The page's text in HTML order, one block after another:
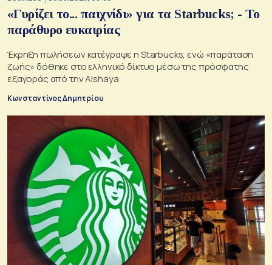
«Γυρίζει το... παιχνίδι» για τα Starbucks; - Το
παράθυρο ευκαιρίας
Έκρηξη πωλήσεων κατέγραψε η Starbucks, ενώ «παράταση
ζωής» δόθηκε στο ελληνικό δίκτυο μέσω της πρόσφατης
εξαγοράς από την Alshaya
Κωνσταντίνος Δημητρίου